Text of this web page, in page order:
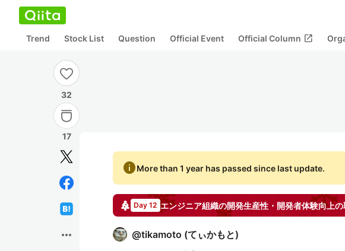
Trend Stock List Question Official Event Official Column open_in_new
32
17
more_horiz
infoMore than 1 year has passed since last update.
Day 12 エンジニア組織の開発生産性・開発者体験向上
@tikamoto (てぃかもと)